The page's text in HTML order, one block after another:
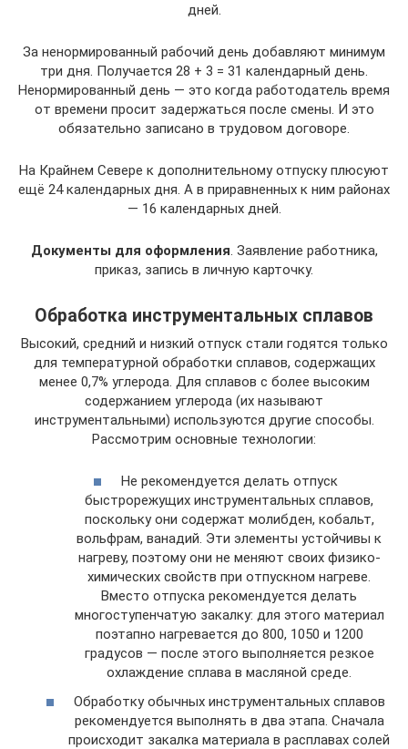
дней.
За ненормированный рабочий день добавляют минимум
три дня. Получается 28 + 3 = 31 календарный день.
Ненормированный день — это когда работодатель время
от времени просит задержаться после смены. И это
обязательно записано в трудовом договоре.
На Крайнем Севере к дополнительному отпуску плюсуют
ещё 24 календарных дня. А в приравненных к ним районах
— 16 календарных дней.
Документы для оформления . Заявление работника,
приказ, запись в личную карточку.
Обработка инструментальных сплавов
Высокий, средний и низкий отпуск стали годятся только
для температурной обработки сплавов, содержащих
менее 0,7% углерода. Для сплавов с более высоким
содержанием углерода (их называют
инструментальными) используются другие способы.
Рассмотрим основные технологии:
Не рекомендуется делать отпуск
быстрорежущих инструментальных сплавов,
поскольку они содержат молибден, кобальт,
вольфрам, ванадий. Эти элементы устойчивы к
нагреву, поэтому они не меняют своих физико-
химических свойств при отпускном нагреве.
Вместо отпуска рекомендуется делать
многоступенчатую закалку: для этого материал
поэтапно нагревается до 800, 1050 и 1200
градусов — после этого выполняется резкое
охлаждение сплава в масляной среде.
Обработку обычных инструментальных сплавов
рекомендуется выполнять в два этапа. Сначала
происходит закалка материала в расплавах солей